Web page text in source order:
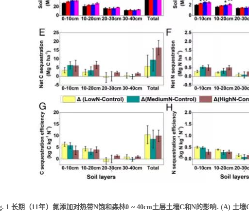
1 长期（11年）氮添加对热带N饱和森林0 ~ 40cm土层土壤C和N的影响. (A) 土壤